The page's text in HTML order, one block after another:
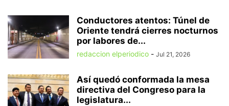
Conductores atentos: Túnel de
Oriente tendrá cierres nocturnos
por labores de...
redaccion elperiodico - Jul 21, 2026
Así quedó conformada la mesa
directiva del Congreso para la
legislatura...